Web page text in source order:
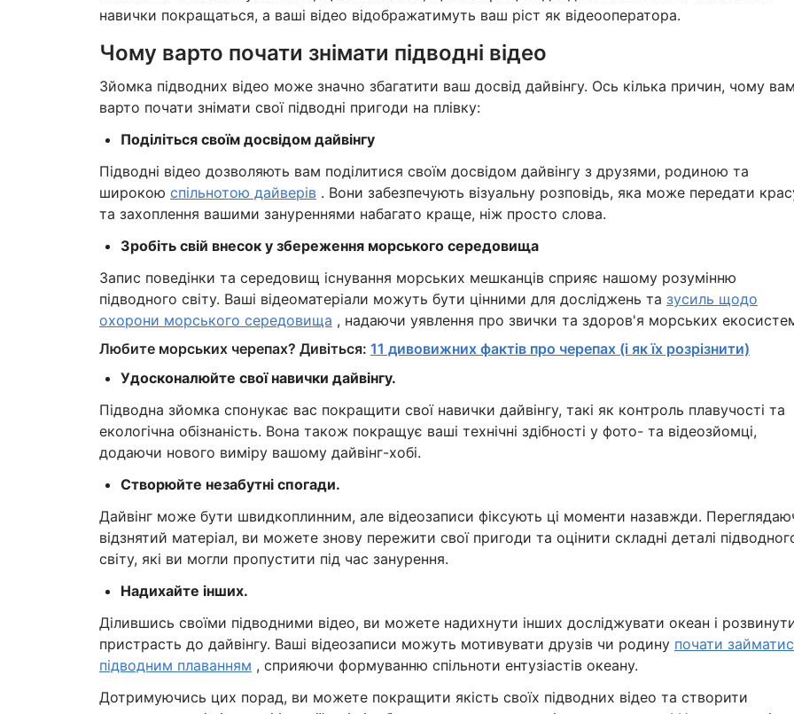
навички покращаться, а ваші відео відображатимуть ваш ріст як відеооператора.
Чому варто почати знімати підводні відео
Зйомка підводних відео може значно збагатити ваш досвід дайвінгу. Ось кілька причин, чому
варто почати знімати свої підводні пригоди на плівку:
Поділіться своїм досвідом дайвінгу
Підводні відео дозволяють вам поділитися своїм досвідом дайвінгу з друзями, родиною та
широкою спільнотою дайверів. Вони забезпечують візуальну розповідь, яка може передати
та захоплення вашими зануреннями набагато краще, ніж просто слова.
Зробіть свій внесок у збереження морського середовища
Запис поведінки та середовищ існування морських мешканців сприяє нашому розумінню
підводного світу. Ваші відеоматеріали можуть бути цінними для досліджень та зусиль щодо
охорони морського середовища , надаючи уявлення про звички та здоров'я морських
Любите морських черепах? Дивіться: 11 дивовижних фактів про черепах (і як їх розрізнити)
Удосконалюйте свої навички дайвінгу.
Підводна зйомка спонукає вас покращити свої навички дайвінгу, такі як контроль плавучості та
екологічна обізнаність. Вона також покращує ваші технічні здібності у фото- та відеозйомці,
додаючи нового виміру вашому дайвінг-хобі.
Створюйте незабутні спогади.
Дайвінг може бути швидкоплинним, але відеозаписи фіксують ці моменти назавжди.
відзнятий матеріал, ви можете знову пережити свої пригоди та оцінити складні деталі
світу, які ви могли пропустити під час занурення.
Надихайте інших.
Ділившись своїми підводними відео, ви можете надихнути інших досліджувати океан і
пристрасть до дайвінгу. Ваші відеозаписи можуть мотивувати друзів чи родину почати
підводним плаванням , сприяючи формуванню спільноти ентузіастів океану.
Дотримуючись цих порад, ви можете покращити якість своїх підводних відео та створити